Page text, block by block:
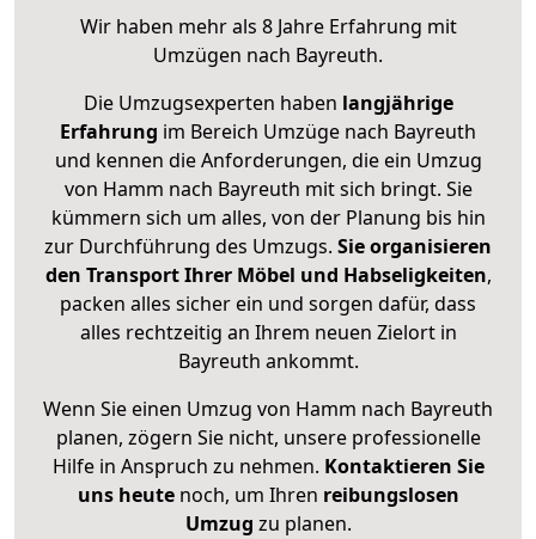
Wir haben mehr als 8 Jahre Erfahrung mit
Umzügen nach Bayreuth.
Die Umzugsexperten haben langjährige
Erfahrung im Bereich Umzüge nach Bayreuth
und kennen die Anforderungen, die ein Umzug
von Hamm nach Bayreuth mit sich bringt. Sie
kümmern sich um alles, von der Planung bis hin
zur Durchführung des Umzugs. Sie organisieren
den Transport Ihrer Möbel und Habseligkeiten,
packen alles sicher ein und sorgen dafür, dass
alles rechtzeitig an Ihrem neuen Zielort in
Bayreuth ankommt.
Wenn Sie einen Umzug von Hamm nach Bayreuth
planen, zögern Sie nicht, unsere professionelle
Hilfe in Anspruch zu nehmen. Kontaktieren Sie
uns heutenoch, um Ihren reibungslosen
Umzug zu planen.